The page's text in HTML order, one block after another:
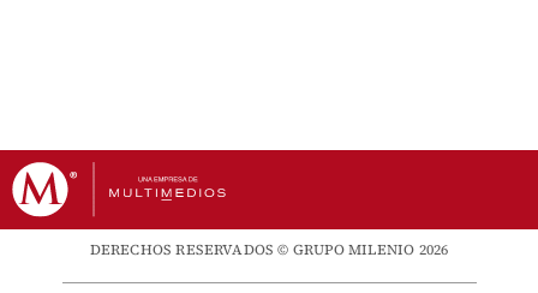
DERECHOS RESERVADOS © GRUPO MILENIO 2026